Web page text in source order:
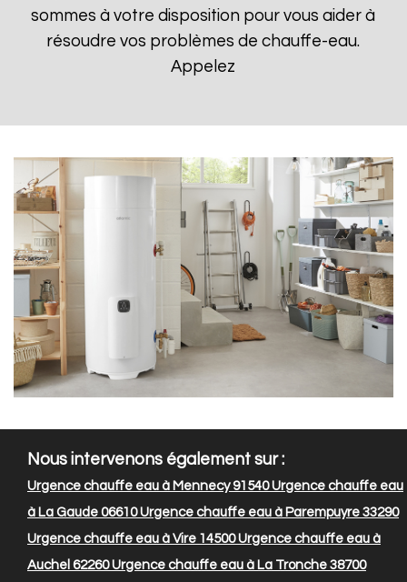
sommes à votre disposition pour vous aider à
résoudre vos problèmes de chauffe-eau.
Appelez
Nous intervenons également sur :
Urgence chauffe eau à Mennecy 91540Urgence chauffe eau
à La Gaude 06610Urgence chauffe eau à Parempuyre 33290
Urgence chauffe eau à Vire 14500Urgence chauffe eau à
Auchel 62260Urgence chauffe eau à La Tronche 38700